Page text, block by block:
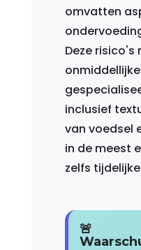
omvatten
Deze
inclusief
van voedsel
in de meest
zelfs
🚨